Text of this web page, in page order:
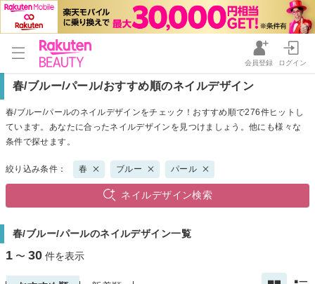
会員登録 ログイン
春/ブルー/パール/おすすめ順のネイルデザイン
春/ブルー/パールのネイルデザインをチェック！おすすめ順で276件ヒットし
ています。あなたに合ったネイルデザインを見つけましょう。他にも様々な
条件で探せます。
絞り込み条件： 春 ブルー パール
ネイルデザイン検索
春/ブルー/パールのネイルデザイン一覧
1 〜 30 件を表示